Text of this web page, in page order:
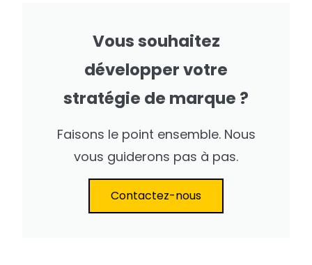
Vous souhaitez
développer votre
stratégie de marque ?
Faisons le point ensemble. Nous
vous guiderons pas à pas.
Contactez-nous